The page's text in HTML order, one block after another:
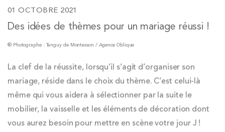
01 OCTOBRE 2021
Des idées de thèmes pour un mariage réussi !
® Photographe : Tanguy de Montesson / Agence Oblique
La clef de la réussite, lorsqu’il s’agit d’organiser son
mariage, réside dans le choix du thème. C’est celui-là
même qui vous aidera à sélectionner par la suite le
mobilier, la vaisselle et les éléments de décoration dont
vous aurez besoin pour mettre en scène votre jour J !